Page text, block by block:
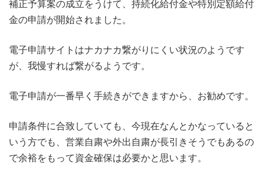
補正予算案の成立をうけて、持続化給付金や特別定額給付
金の申請が開始されました。
電子申請サイトはナカナカ繋がりにくい状況のようです
が、我慢すれば繋がるようです。
電子申請が一番早く手続きができますから、お勧めです。
申請条件に合致していても、今現在なんとかなっていると
いう方でも、営業自粛や外出自粛が長引きそうでもあるの
で余裕をもって資金確保は必要かと思います。